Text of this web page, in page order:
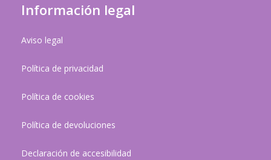
Información legal
Aviso legal
Política de privacidad
Política de cookies
Política de devoluciones
Declaración de accesibilidad